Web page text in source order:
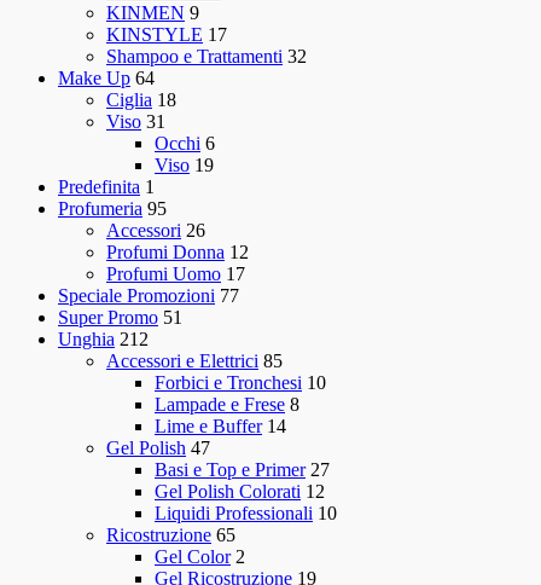
KINMEN 9
KINSTYLE 17
Shampoo e Trattamenti 32
Make Up 64
Ciglia 18
Viso 31
Occhi 6
Viso 19
Predefinita 1
Profumeria 95
Accessori 26
Profumi Donna 12
Profumi Uomo 17
Speciale Promozioni 77
Super Promo 51
Unghia 212
Accessori e Elettrici 85
Forbici e Tronchesi 10
Lampade e Frese 8
Lime e Buffer 14
Gel Polish 47
Basi e Top e Primer 27
Gel Polish Colorati 12
Liquidi Professionali 10
Ricostruzione 65
Gel Color 2
Gel Ricostruzione 19